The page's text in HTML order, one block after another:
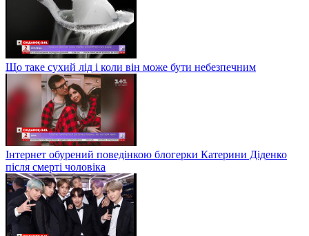
Що таке сухий лід і коли він може бути небезпечним
Інтернет обурений поведінкою блогерки Катерини Діденко
після смерті чоловіка